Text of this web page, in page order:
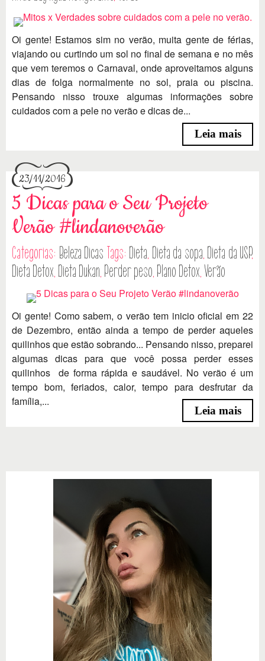
Oi gente! Estamos sim no verão, muita gente de férias,
viajando ou curtindo um sol no final de semana e no mês
que vem teremos o Carnaval, onde aproveitamos alguns
dias de folga normalmente no sol, praia ou piscina.
Pensando nisso trouxe algumas informações sobre
cuidados com a pele no verão e dicas de...
Leia mais
23/11/2016
5 Dicas para o Seu Projeto
Verão #lindanoverão
Categorias: Beleza Dicas Tags: Dieta, Dieta da sopa, Dieta da USP,
Dieta Detox, Dieta Dukan, Perder peso, Plano Detox,Verão
Oi gente! Como sabem, o verão tem inicio oficial em 22
de Dezembro, então ainda a tempo de perder aqueles
quilinhos que estão sobrando... Pensando nisso, preparei
algumas dicas para que você possa perder esses
quilinhos de forma rápida e saudável. No verão é um
tempo bom, feriados, calor, tempo para desfrutar da
família,...
Leia mais